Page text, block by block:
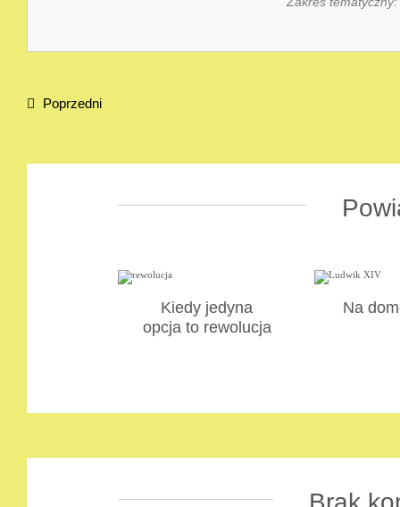
Poprzedni
Kiedy jedyna
opcja to rewolucja
Na